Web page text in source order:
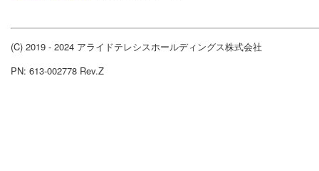
(C) 2019 - 2024 アライドテレシスホールディングス株式会社
PN: 613-002778 Rev.Z